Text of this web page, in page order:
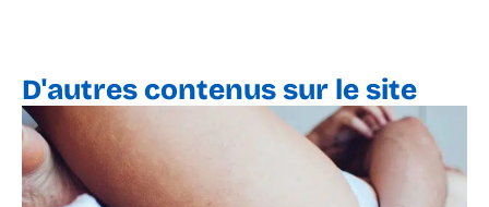
D'autres contenus sur le site